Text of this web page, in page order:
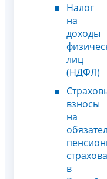
Налог
на
доходы
лиц
(НДФЛ)
взносы
на
в